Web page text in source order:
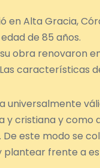
en Alta Gracia,
de 85 años.
obra renovaron
características
universalmente
y cristiana y
este modo se
frente a